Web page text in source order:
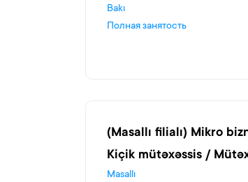
Bakı
Полная занятость
(Masallı filialı) Mikro
Kiçik mütəxəssis /
Masallı